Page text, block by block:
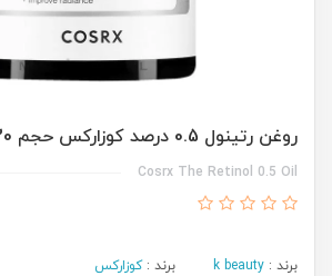
روغن رتینول 0.5 درصد کوزارکس حجم 20 میلی لیتر^
Cosrx The Retinol 0.5 Oil
برند : k beauty برند :کوزارکس